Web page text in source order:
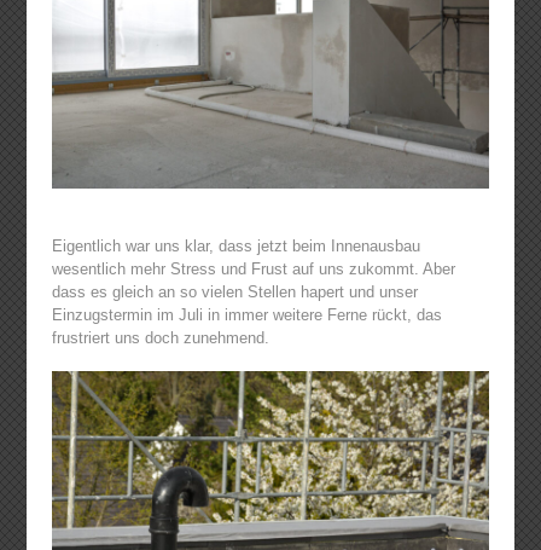
Eigentlich war uns klar, dass jetzt beim Innenausbau
wesentlich mehr Stress und Frust auf uns zukommt. Aber
dass es gleich an so vielen Stellen hapert und unser
Einzugstermin im Juli in immer weitere Ferne rückt, das
frustriert uns doch zunehmend.